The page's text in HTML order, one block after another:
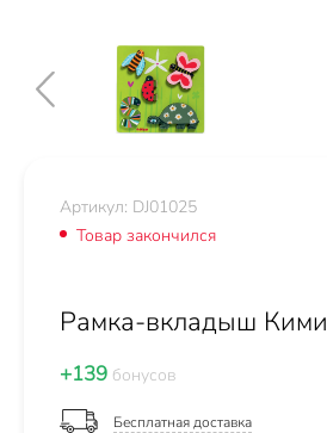
Артикул: DJ01025
Товар закончился
Рамка-вкладыш Кими
+139 бонусов
Бесплатная доставка